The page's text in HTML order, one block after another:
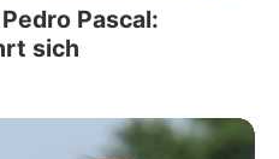
Pascal:
sich